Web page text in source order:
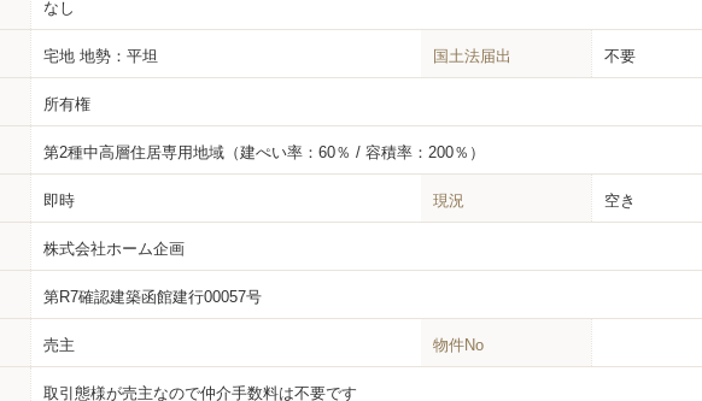
なし
宅地 地勢：平坦 国土法届出 不要
所有権
第2種中高層住居専用地域 （建ぺい率：60％ / 容積率：200％）
即時 現況 空き
株式会社ホーム企画
第R7確認建築函館建行00057号
売主 物件No
取引態様が売主なので仲介手数料は不要です